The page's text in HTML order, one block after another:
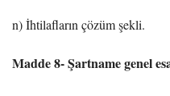
n) İhtilafların çözüm şekli.
Madde 8- Şartname genel